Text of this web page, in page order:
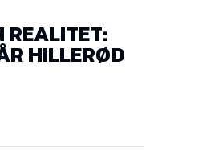
REALITET:
HILLERØD